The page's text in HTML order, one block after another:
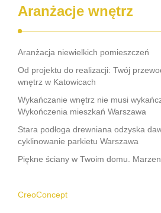
Aranżacje wnętrz
Aranżacja niewielkich pomieszczeń
Od projektu do realizacji: Twój
wnętrz w Katowicach
Wykańczanie wnętrz nie musi
Wykończenia mieszkań Warszawa
Stara podłoga drewniana odzyska
cyklinowanie parkietu Warszawa
Piękne ściany w Twoim domu.
CreoConcept